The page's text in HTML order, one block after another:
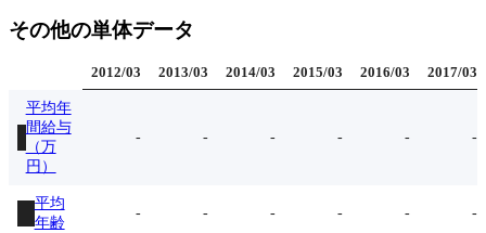
その他の単体データ
2012/03 2013/03 2014/03 2015/03 2016/03 2017/03
平均年
間給与
（万
円）
- - - - - -
平均
年齢
- - - - - -